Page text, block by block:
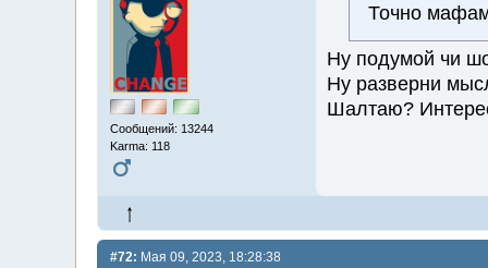
Сообщений: 13244
Karma: 118
Точно
Ну подумой чи
Ну разверни
Шалтаю?
#72: Мая 09, 2023, 18:28:38